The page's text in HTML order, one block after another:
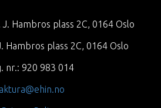
J. Hambros plass 2C, 0164 Oslo
Hambros plass 2C, 0164 Oslo
nr.: 920 983 014